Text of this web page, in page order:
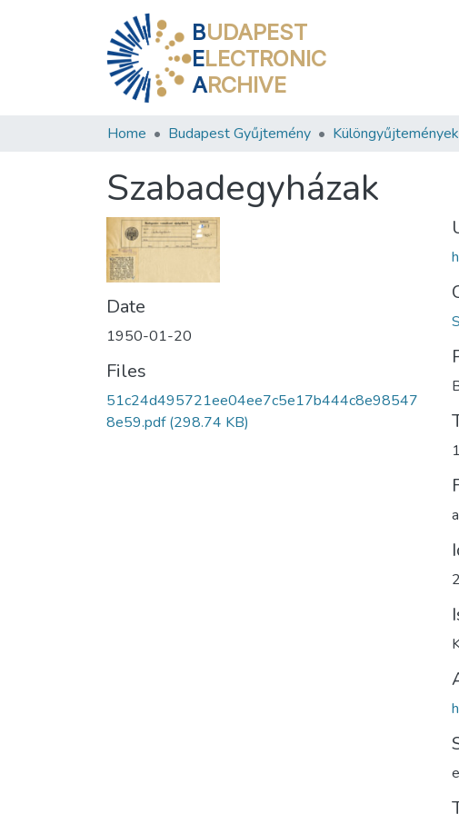
BUDAPEST
ELECTRONIC
ARCHIVE
Home Budapest Gyűjtemény Különgyűjtemények
Szabadegyházak
Date
1950-01-20
Files
51c24d495721ee04ee7c5e17b444c8e98547
8e59.pdf(298.74 KB)